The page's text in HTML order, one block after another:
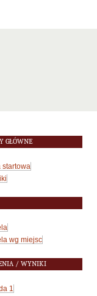
GŁÓWNE
startowa
wg miejsc
/ WYNIKI
1